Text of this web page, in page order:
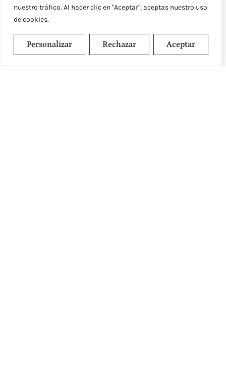
nuestro tráfico. Al hacer clic en "Aceptar", aceptas nuestro uso
de cookies.
Personalizar Rechazar Aceptar